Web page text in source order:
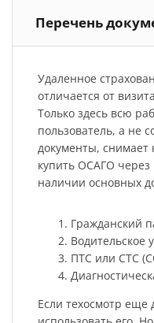
Перечень
Удаленное
отличается от
Только здесь всю
пользователь, а не
документы, снимает
купить ОСАГО
наличии основных
Гражданский
Водительское
ПТС или СТС
Если техосмотр еще